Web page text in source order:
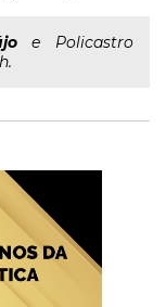
e Policastro